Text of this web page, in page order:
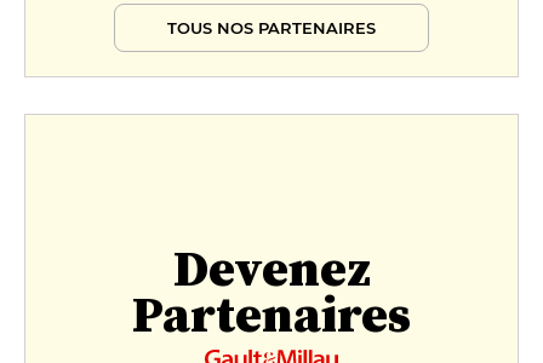
TOUS NOS PARTENAIRES
Devenez
Partenaires